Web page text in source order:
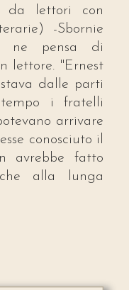
da lettori con
-Sbornie
ne pensa di
lettore. "Ernest
dalle parti
i fratelli
arrivare
conosciuto il
avrebbe fatto
alla lunga